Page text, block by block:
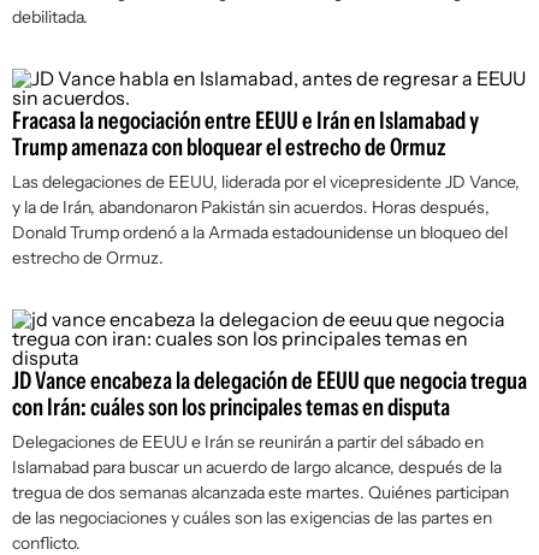
debilitada.
Fracasa la negociación entre EEUU e Irán en Islamabad y
Trump amenaza con bloquear el estrecho de Ormuz
Las delegaciones de EEUU, liderada por el vicepresidente JD Vance,
y la de Irán, abandonaron Pakistán sin acuerdos. Horas después,
Donald Trump ordenó a la Armada estadounidense un bloqueo del
estrecho de Ormuz.
JD Vance encabeza la delegación de EEUU que negocia tregua
con Irán: cuáles son los principales temas en disputa
Delegaciones de EEUU e Irán se reunirán a partir del sábado en
Islamabad para buscar un acuerdo de largo alcance, después de la
tregua de dos semanas alcanzada este martes. Quiénes participan
de las negociaciones y cuáles son las exigencias de las partes en
conflicto.